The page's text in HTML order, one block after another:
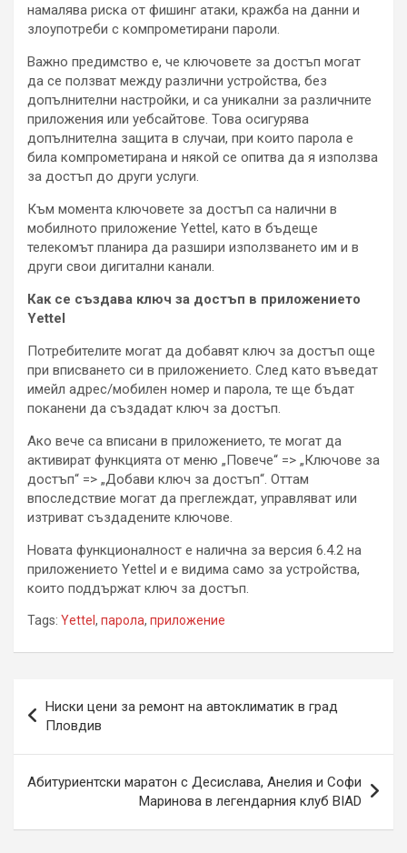
намалява риска от фишинг атаки, кражба на данни и
злоупотреби с компрометирани пароли.
Важно предимство е, че ключовете за достъп могат
да се ползват между различни устройства, без
допълнителни настройки, и са уникални за различните
приложения или уебсайтове. Това осигурява
допълнителна защита в случаи, при които парола е
била компрометирана и някой се опитва да я използва
за достъп до други услуги.
Към момента ключовете за достъп са налични в
мобилното приложение Yettel, като в бъдеще
телекомът планира да разшири използването им и в
други свои дигитални канали.
Как се създава ключ за достъп в приложението
Yettel
Потребителите могат да добавят ключ за достъп още
при вписването си в приложението. След като въведат
имейл адрес/мобилен номер и парола, те ще бъдат
поканени да създадат ключ за достъп.
Ако вече са вписани в приложението, те могат да
активират функцията от меню „Повече“ => „Ключове за
достъп“ => „Добави ключ за достъп“. Оттам
впоследствие могат да преглеждат, управляват или
изтриват създадените ключове.
Новата функционалност е налична за версия 6.4.2 на
приложението Yettel и е видима само за устройства,
които поддържат ключ за достъп.
Tags: Yettel , парола, приложение
Ниски цени за ремонт на автоклиматик в град
Пловдив
Абитуриентски маратон с Десислава, Анелия и Софи
Маринова в легендарния клуб BIAD